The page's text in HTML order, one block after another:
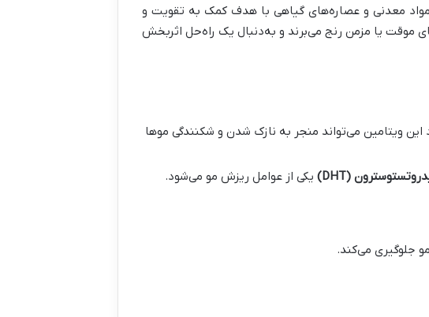
معدنی و عصاره‌های گیاهی با هدف کمک به تقویت و
یا مزمن رنج می‌برند و به‌دنبال یک راه‌حل اثربخش
ویتامین می‌تواند منجر به نازک شدن و شکنندگی موها
(DHT)
یکی از عوامل ریزش مو می‌شود.